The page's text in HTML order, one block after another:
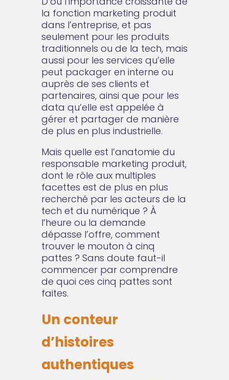
la fonction marketing produit
dans l’entreprise, et pas
seulement pour les produits
traditionnels ou de la tech, mais
aussi pour les services qu’elle
peut packager en interne ou
auprès de ses clients et
partenaires, ainsi que pour les
data qu’elle est appelée à
gérer et partager de manière
de plus en plus industrielle.
Mais quelle est l’anatomie du
responsable marketing produit,
dont le rôle aux multiples
facettes est de plus en plus
recherché par les acteurs de la
tech et du numérique ? À
l’heure ou la demande
dépasse l’offre, comment
trouver le mouton à cinq
pattes ? Sans doute faut-il
commencer par comprendre
de quoi ces cinq pattes sont
faites.
Un conteur
d’histoires
authentiques